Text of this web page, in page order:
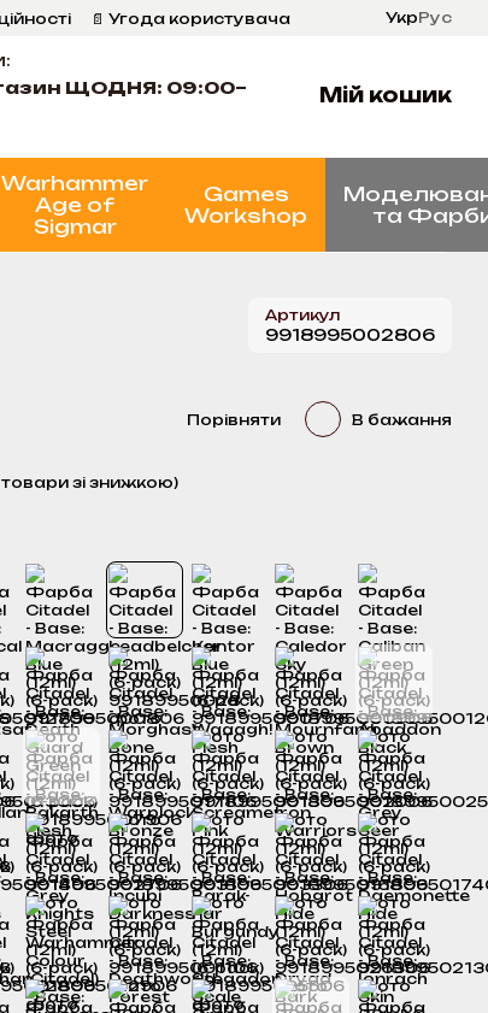
📄 Угода користувача
УкрРус
ЩОДНЯ: 09:00–
Мій кошик
Warhammer
Age of
Sigmar
Games
Workshop
та
Артикул
9918995002806
Порівняти В бажання
товари зі знижкою)